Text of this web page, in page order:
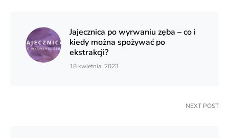
Jajecznica po wyrwaniu zęba – co i
kiedy można spożywać po
ekstrakcji?
18 kwietnia, 2023
NEXT POST